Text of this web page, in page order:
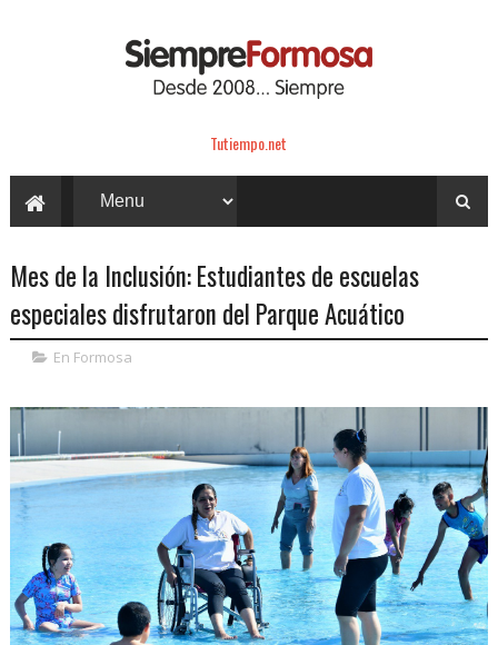
Tutiempo.net
Mes de la Inclusión: Estudiantes de escuelas
especiales disfrutaron del Parque Acuático
En Formosa